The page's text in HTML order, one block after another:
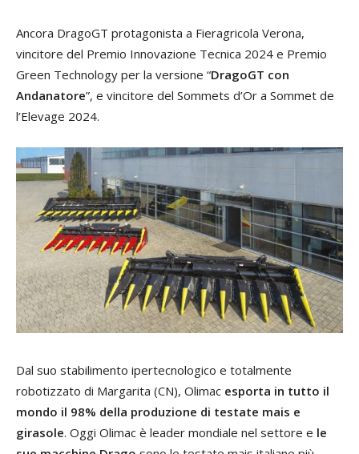
Ancora DragoGT protagonista a Fieragricola Verona,
vincitore del Premio Innovazione Tecnica 2024 e Premio
Green Technology per la versione “DragoGT con
Andanatore”, e vincitore del Sommets d’Or a Sommet de
l’Elevage 2024.
Dal suo stabilimento ipertecnologico e totalmente
robotizzato di Margarita (CN), Olimac esporta in tutto il
mondo il 98% della produzione di testate mais e
girasole. Oggi Olimac è leader mondiale nel settore e le